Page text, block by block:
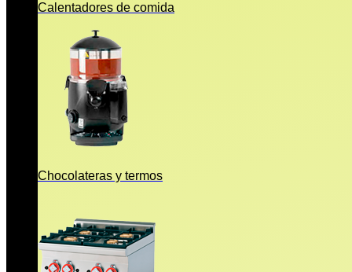
Calentadores de comida
Chocolateras y termos